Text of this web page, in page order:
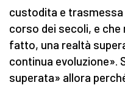
custodita e trasmessa
corso dei secoli, e
fatto, una realtà
continua evoluzione».
superata» allora